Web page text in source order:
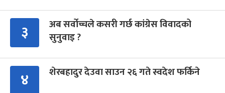
३
अब सर्वोच्चले कसरी गर्छ कांग्रेस विवादको
सुनुवाइ ?
४ शेरबहादुर देउवा साउन २६ गते स्वदेश फर्किने